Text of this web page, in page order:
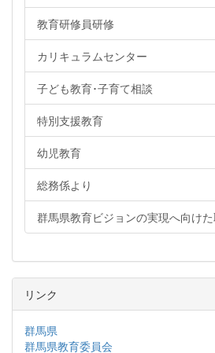
教育研修員研修
カリキュラムセンター
子ども教育･子育て相談
特別支援教育
幼児教育
総務係より
群馬県教育ビジョンの実現へ向けた
リンク
群馬県
群馬県教育委員会